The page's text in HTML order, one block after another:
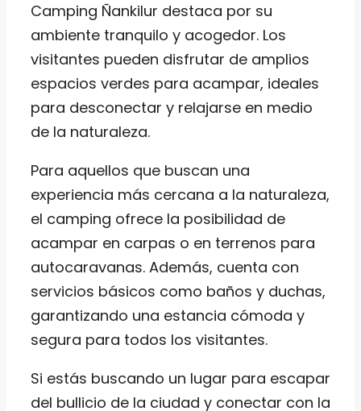
Camping Ñankilur destaca por su
ambiente tranquilo y acogedor. Los
visitantes pueden disfrutar de amplios
espacios verdes para acampar, ideales
para desconectar y relajarse en medio
de la naturaleza.
Para aquellos que buscan una
experiencia más cercana a la naturaleza,
el camping ofrece la posibilidad de
acampar en carpas o en terrenos para
autocaravanas. Además, cuenta con
servicios básicos como baños y duchas,
garantizando una estancia cómoda y
segura para todos los visitantes.
Si estás buscando un lugar para escapar
del bullicio de la ciudad y conectar con la